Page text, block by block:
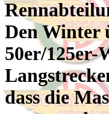
Den Winter
50er/125er-
dass die